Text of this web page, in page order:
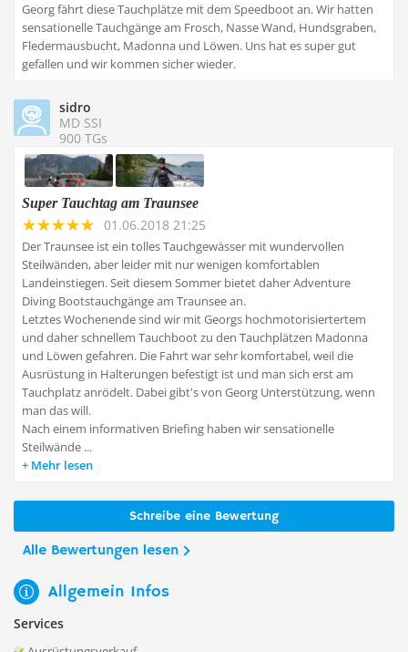
Georg fährt diese Tauchplätze mit dem Speedboot an. Wir hatten
sensationelle Tauchgänge am Frosch, Nasse Wand, Hundsgraben,
Fledermausbucht, Madonna und Löwen. Uns hat es super gut
gefallen und wir kommen sicher wieder.
sidro
MD SSI
900 TGs
Super Tauchtag am Traunsee
01.06.2018 21:25
Der Traunsee ist ein tolles Tauchgewässer mit wundervollen
Steilwänden, aber leider mit nur wenigen komfortablen
Landeinstiegen. Seit diesem Sommer bietet daher Adventure
Diving Bootstauchgänge am Traunsee an.
Letztes Wochenende sind wir mit Georgs hochmotorisiertertem
und daher schnellem Tauchboot zu den Tauchplätzen Madonna
und Löwen gefahren. Die Fahrt war sehr komfortabel, weil die
Ausrüstung in Halterungen befestigt ist und man sich erst am
Tauchplatz anrödelt. Dabei gibt's von Georg Unterstützung, wenn
man das will.
Nach einem informativen Briefing haben wir sensationelle
Steilwände ...
Mehr lesen
Schreibe eine Bewertung
Alle Bewertungen lesen
Allgemein Infos
Services